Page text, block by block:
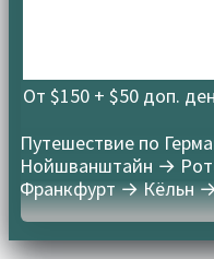
От $150 + $50 доп.
Путешествие по
Нойшванштайн →
Франкфурт → Кёльн